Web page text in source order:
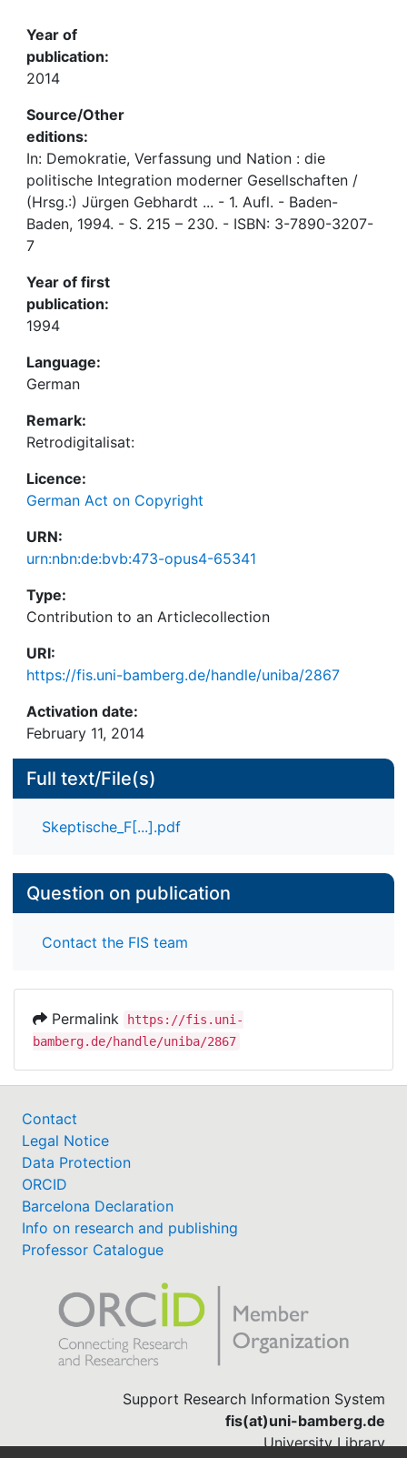
Year of
publication:
2014
Source/Other
editions:
In: Demokratie, Verfassung und Nation : die
politische Integration moderner Gesellschaften /
(Hrsg.:) Jürgen Gebhardt ... - 1. Aufl. - Baden-
Baden, 1994. - S. 215 – 230. - ISBN: 3-7890-3207-
7
Year of first
publication:
1994
Language:
German
Remark:
Retrodigitalisat:
Licence:
German Act on Copyright
URN:
urn:nbn:de:bvb:473-opus4-65341
Type:
Contribution to an Articlecollection
URI:
https://fis.uni-bamberg.de/handle/uniba/2867
Activation date:
February 11, 2014
Full text/File(s)
Skeptische_F[...].pdf
Question on publication
Contact the FIS team
Permalink
https://fis.uni-
bamberg.de/handle/uniba/2867
Contact
Legal Notice
Data Protection
ORCID
Barcelona Declaration
Info on research and publishing
Professor Catalogue
Support Research Information System
fis(at)uni-bamberg.de
University Library